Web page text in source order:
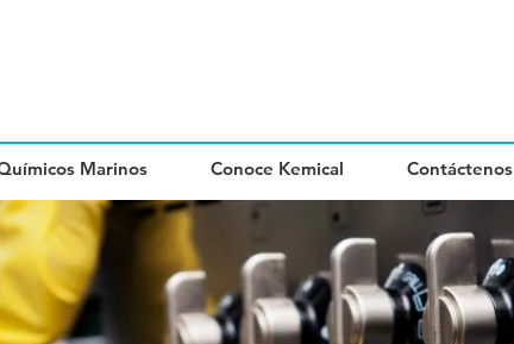
Marinos Conoce Kemical Contáctenos